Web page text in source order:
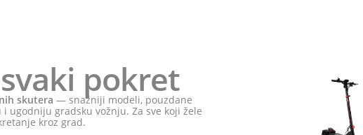
pokret
skutera — snažniji modeli, pouzdane
gradsku vožnju. Za sve koji žele
kroz grad.